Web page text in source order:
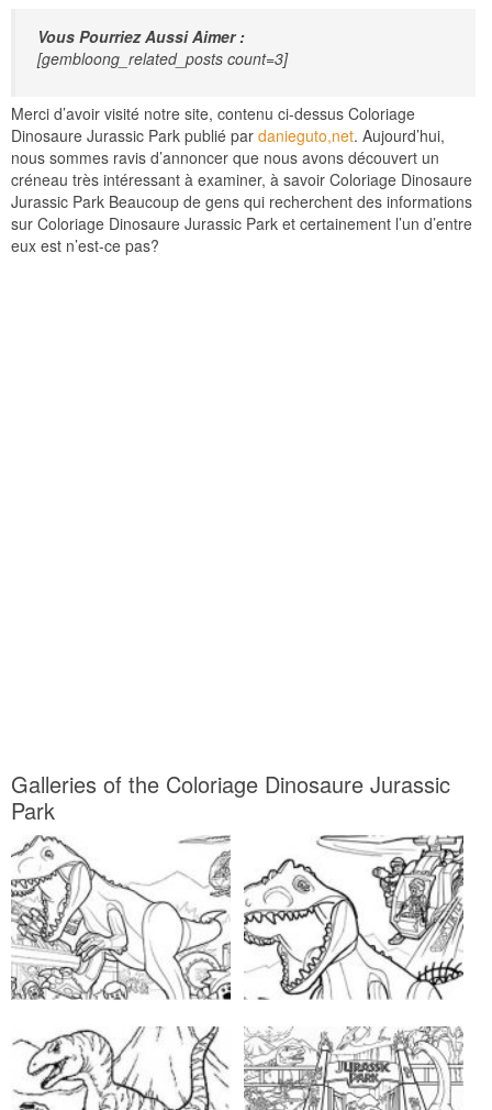
Vous Pourriez Aussi Aimer :
[gembloong_related_posts count=3]
Merci d’avoir visité notre site, contenu ci-dessus Coloriage
Dinosaure Jurassic Park publié par danieguto,net. Aujourd’hui,
nous sommes ravis d’annoncer que nous avons découvert un
créneau très intéressant à examiner, à savoir Coloriage Dinosaure
Jurassic Park Beaucoup de gens qui recherchent des informations
sur Coloriage Dinosaure Jurassic Park et certainement l’un d’entre
eux est n’est-ce pas?
Galleries of the Coloriage Dinosaure Jurassic
Park